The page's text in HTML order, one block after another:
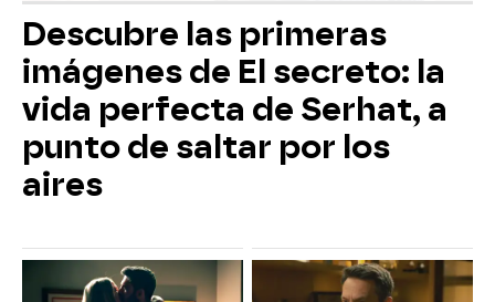
Descubre las primeras
imágenes de El secreto: la
vida perfecta de Serhat, a
punto de saltar por los
aires